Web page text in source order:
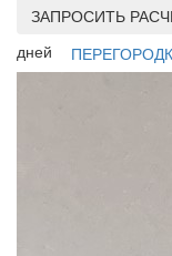
ЗАПРОСИТЬ
дней